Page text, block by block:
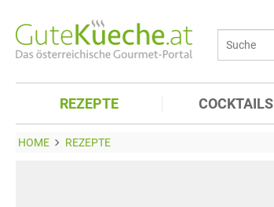
REZEPTE COCKTAILS
HOME REZEPTE